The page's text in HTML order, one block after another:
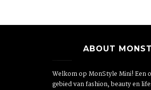
ABOUT
Welkom op MonStyle Mini! Een
gebied van fashion, beauty en